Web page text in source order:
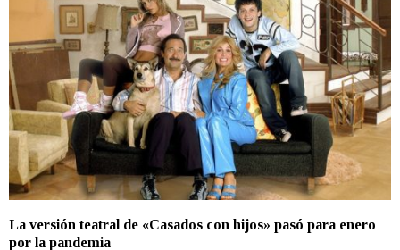
La versión teatral de «Casados con hijos» pasó para enero
por la pandemia